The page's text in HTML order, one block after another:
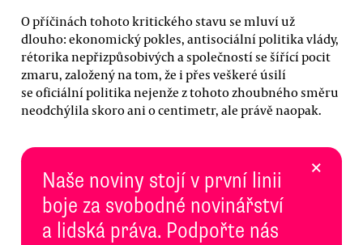
O příčinách tohoto kritického stavu se mluví už
dlouho: ekonomický pokles, antisociální politika vlády,
rétorika nepřizpůsobivých a společností se šířící pocit
zmaru, založený na tom, že i přes veškeré úsilí
se oficiální politika nejenže z tohoto zhoubného směru
neodchýlila skoro ani o centimetr, ale právě naopak.
Naše noviny stojí v první linii
boje za svobodné novinářství
a lidská práva. Podpořte nás
×